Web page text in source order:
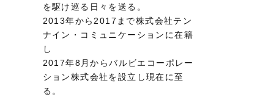
を駆け巡る日々を送る。
2013年から2017まで株式会社テン
ナイン・コミュニケーションに在籍
し
2017年8月からバルビエコーポレー
ション株式会社を設立し現在に至
る。